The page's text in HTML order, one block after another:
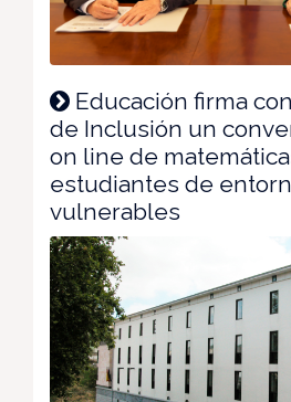
Educación firma
de Inclusión un
on line de
estudiantes de
vulnerables